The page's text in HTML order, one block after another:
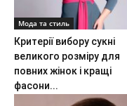
Мода та стиль
Критерії вибору сукні
великого розміру для
повних жінок і кращі
фасони...